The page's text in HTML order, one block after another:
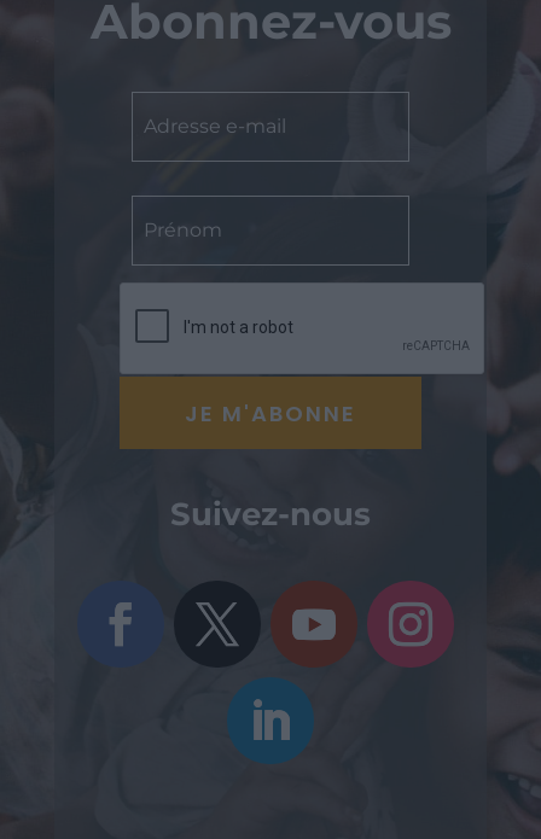
Abonnez-vous
Suivez-nous